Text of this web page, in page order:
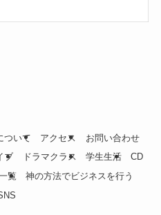
ついて アクセス
お問い合わせ
ブ ドラマクラス 学生生活
CD
覧
神の方法でビジネスを行う